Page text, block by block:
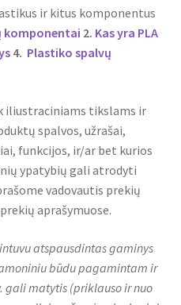
ir kitus komponentus
komponentai 2. Kas yra PLA
4. Plastiko spalvų
iliustraciniams tikslams ir
spalvos, užrašai,
funkcijos, ir/ar bet kurios
ypatybių gali atrodyti
vadovautis prekių
aprašymuose.
atspausdintas gaminys
būdu pagamintam ir
gali matytis (priklauso ir nuo